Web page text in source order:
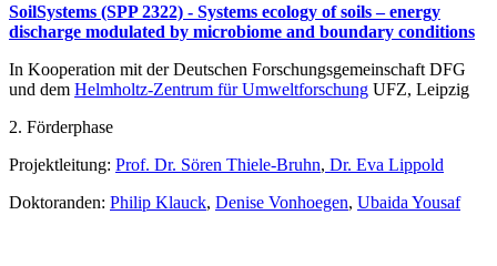
SoilSystems (SPP 2322) - Systems ecology of soils – energy
discharge modulated by microbiome and boundary conditions
In Kooperation mit der Deutschen Forschungsgemeinschaft DFG
und dem Helmholtz-Zentrum für Umweltforschung UFZ, Leipzig
2. Förderphase
Projektleitung: Prof. Dr. Sören Thiele-Bruhn, Dr. Eva Lippold
Doktoranden: Philip Klauck, Denise Vonhoegen, Ubaida Yousaf